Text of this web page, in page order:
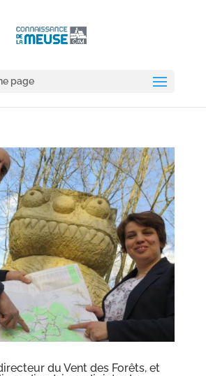
page
du Vent des Forêts, et